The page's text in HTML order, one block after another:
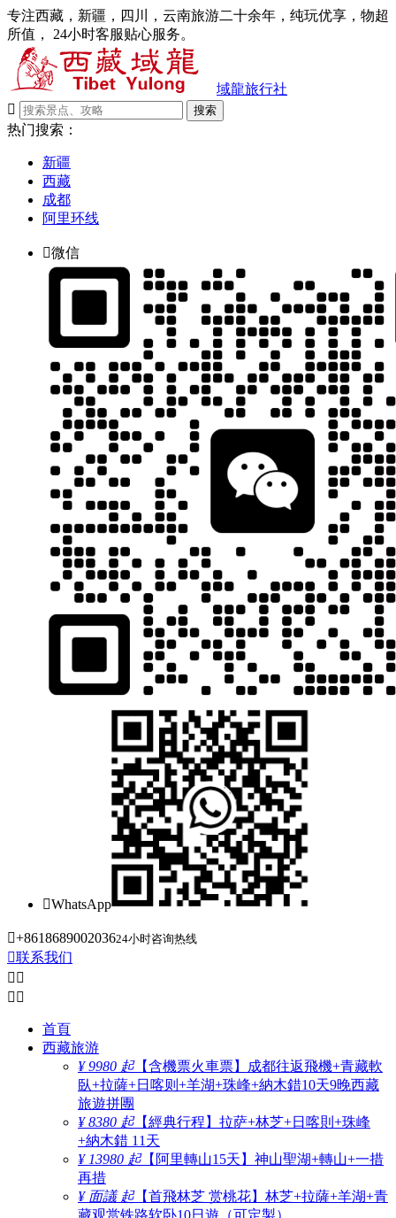
专注西藏，新疆，四川，云南旅游二十余年，纯玩优享，物超
所值， 24小时客服贴心服务。
域龍旅行社

搜索
热门搜索：
新疆
西藏
成都
阿里环线
微信
WhatsApp
+861868900203624小时咨询热线
联系我们
 
 
首頁
西藏旅游
¥ 9980 起【含機票火車票】成都往返飛機+青藏軟
臥+拉薩+日喀则+羊湖+珠峰+納木錯10天9晚西藏
旅遊拼團
¥ 8380 起【經典行程】拉萨+林芝+日喀則+珠峰
+納木錯 11天
¥ 13980 起【阿里轉山15天】神山聖湖+轉山+一措
再措
¥ 面議 起【首飛林芝 赏桃花】林芝+拉薩+羊湖+青
藏观赏铁路软卧10日遊（可定製）